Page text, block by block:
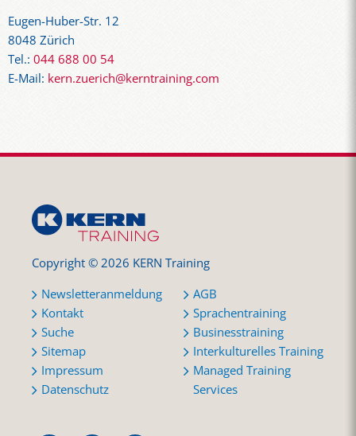
Eugen-Huber-Str. 12
8048 Zürich
Tel.: 044 688 00 54
E-Mail: kern.zuerich@kerntraining.com
Copyright © 2026 KERN Training
Newsletteranmeldung
Kontakt
Suche
Sitemap
Impressum
Datenschutz
AGB
Sprachentraining
Businesstraining
Interkulturelles Training
Managed Training
Services